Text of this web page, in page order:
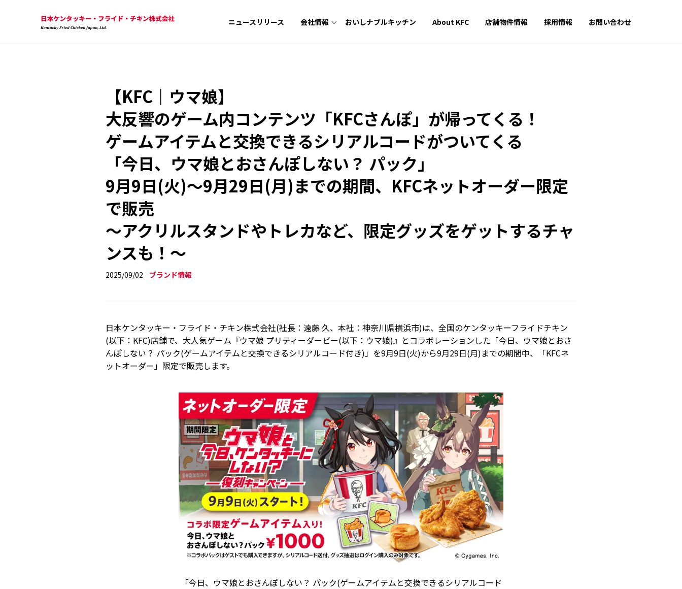
ニュースリリース 会社情報 おいしナブルキッチン About KFC 店舗物件情報 採用情報 お問い合わせ
【KFC｜ウマ娘】
大反響のゲーム内コンテンツ「KFCさんぽ」が帰ってくる！
ゲームアイテムと交換できるシリアルコードがついてくる
「今日、ウマ娘とおさんぽしない？ パック」
9月9日(火)～9月29日(月)までの期間、KFCネットオーダー限定
で販売
～アクリルスタンドやトレカなど、限定グッズをゲットするチャ
ンスも！～
2025/09/02 ブランド情報
日本ケンタッキー・フライド・チキン株式会社(社長：遠藤 久、本社：神奈川県横浜市)は、全国のケンタッキーフライドチキン
(以下：KFC)店舗で、大人気ゲーム『ウマ娘 プリティーダービー(以下：ウマ娘)』とコラボレーションした「今日、ウマ娘とおさ
んぽしない？ パック(ゲームアイテムと交換できるシリアルコード付き)」を9月9日(火)から9月29日(月)までの期間中、「KFCネ
ットオーダー」限定で販売します。
「今日、ウマ娘とおさんぽしない？ パック(ゲームアイテムと交換できるシリアルコード